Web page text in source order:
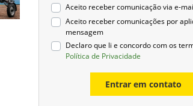
Aceito receber comunicação via e-
Aceito receber comunicações por
mensagem
Declaro que li e concordo com os
Política de Privacidade
Entrar em contato